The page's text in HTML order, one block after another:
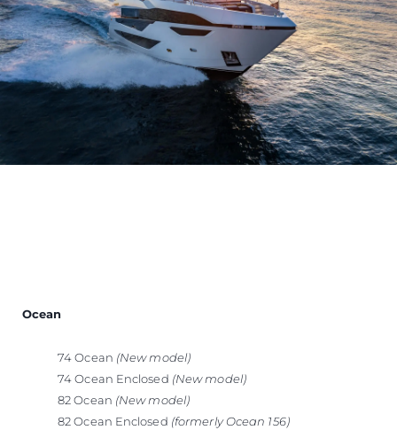
Ocean
74 Ocean (New model)
74 Ocean Enclosed (New model)
82 Ocean (New model)
82 Ocean Enclosed (formerly Ocean 156)